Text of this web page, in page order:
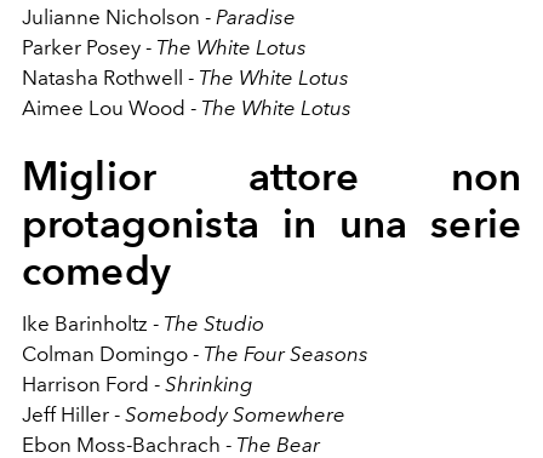
Julianne Nicholson - Paradise
Parker Posey - The White Lotus
Natasha Rothwell - The White Lotus
Aimee Lou Wood - The White Lotus
Miglior attore non
protagonista in una serie
comedy
Ike Barinholtz - The Studio
Colman Domingo - The Four Seasons
Harrison Ford - Shrinking
Jeff Hiller - Somebody Somewhere
Ebon Moss-Bachrach - The Bear